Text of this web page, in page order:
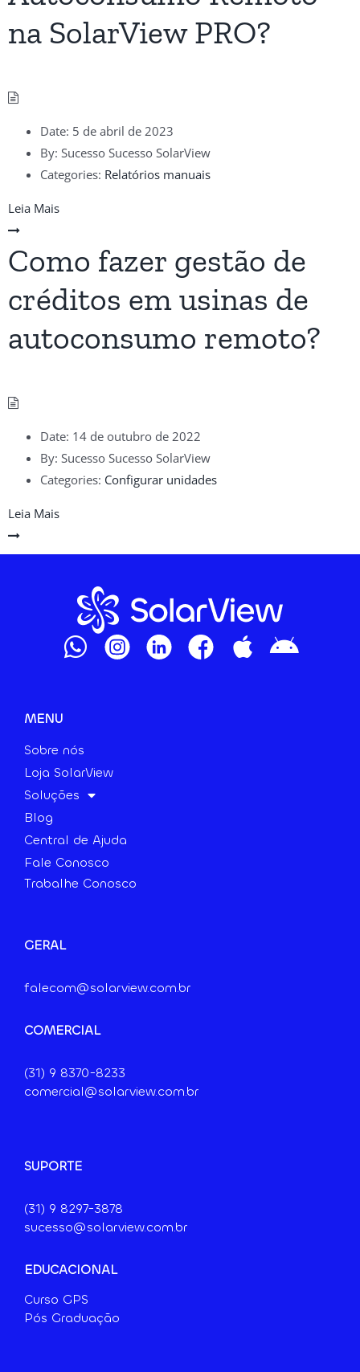
na SolarView PRO?
Date: 5 de abril de 2023
By: Sucesso Sucesso SolarView
Categories: Relatórios manuais
Leia Mais
Como fazer gestão de
créditos em usinas de
autoconsumo remoto?
Date: 14 de outubro de 2022
By: Sucesso Sucesso SolarView
Categories: Configurar unidades
Leia Mais
MENU
Sobre nós
Loja SolarView
Soluções
Blog
Central de Ajuda
Fale Conosco
Trabalhe Conosco
GERAL
falecom@solarview.com.br
COMERCIAL
(31) 9 8370-8233
comercial@solarview.com.br
SUPORTE
(31) 9 8297-3878
sucesso@solarview.com.br
EDUCACIONAL
Curso GPS
Pós Graduação